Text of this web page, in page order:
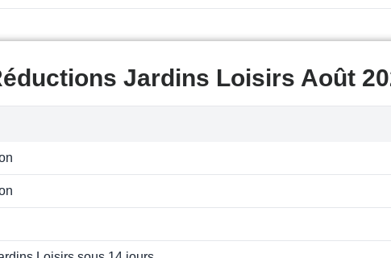
Jardins Loisirs Août